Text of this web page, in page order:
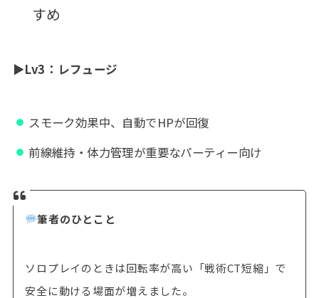
すめ
▶Lv3：レフュージ
スモーク効果中、自動でHPが回復
前線維持・体力管理が重要なパーティー向け
筆者のひとこと
ソロプレイのときは回転率が高い「戦術CT短縮」で
安全に動ける場面が増えました。